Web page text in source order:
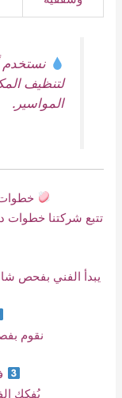
نستخدم
لتنظيف
المواسير.
تتبع شركتنا
يبدأ الفني بفحص
نقوم
يُفكك